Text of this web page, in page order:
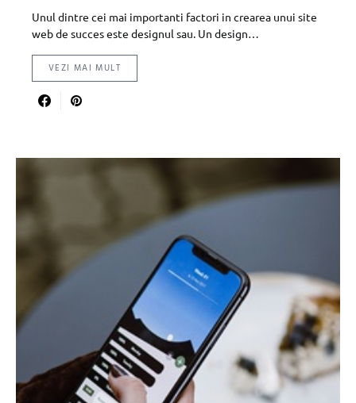
Unul dintre cei mai importanti factori in crearea unui site
web de succes este designul sau. Un design…
VEZI MAI MULT